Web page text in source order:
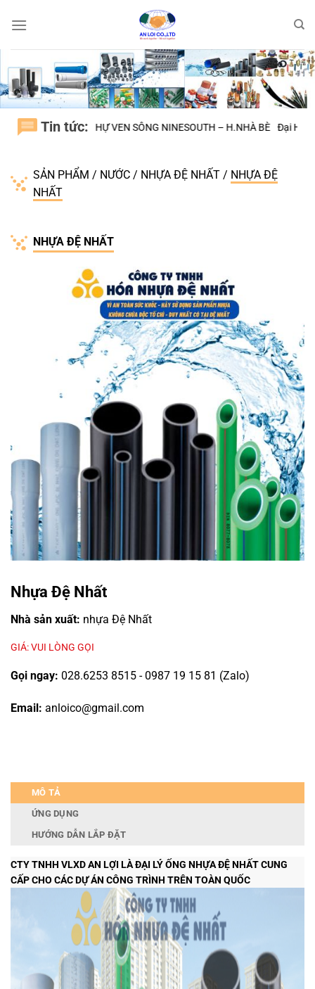
qua
Tin tức:
VEN SÔNG NINESOUTH – H.NHÀ BÈ Đại Học Quốc Tế VIỆT ĐỨC
SẢN PHẨM / NƯỚC / NHỰA ĐỆ NHẤT / NHỰA ĐỆ
NHẤT
NHỰA ĐỆ NHẤT
Nhựa Đệ Nhất
Nhà sản xuất: nhựa Đệ Nhất
GIÁ: VUI LÒNG GỌI
Gọi ngay: 028.6253 8515 - 0987 19 15 81 (Zalo)
Email: anloico@gmail.com
MÔ TẢ
ỨNG DỤNG
HƯỚNG DẪN LẮP ĐẶT
CTY TNHH VLXD AN LỢI LÀ ĐẠI LÝ ỐNG NHỰA ĐỆ NHẤT CUNG
CẤP CHO CÁC DỰ ÁN CÔNG TRÌNH TRÊN TOÀN QUỐC